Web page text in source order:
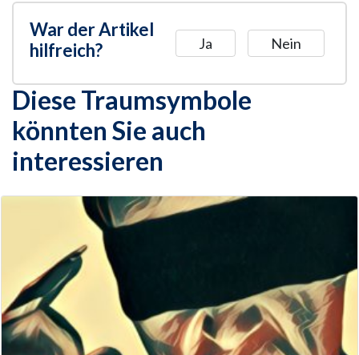
War der Artikel
hilfreich?
Ja Nein
Diese Traumsymbole
könnten Sie auch
interessieren